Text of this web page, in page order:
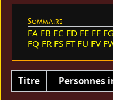
Sommaire
FA FB FC FD FE FF FG
FQ FR FS FT FU FV
Titre Personnes